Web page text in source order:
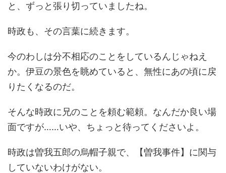
と、ずっと張り切っていましたね。
時政も、その言葉に続きます。
今のわしは分不相応のことをしているんじゃねえ
か。伊豆の景色を眺めていると、無性にあの頃に戻
りたくなるのだ。
そんな時政に兄のことを頼む範頼。なんだか良い場
面ですが……いや、ちょっと待ってくださいよ。
時政は曽我五郎の烏帽子親で、【曽我事件】に関与
していないわけがない。